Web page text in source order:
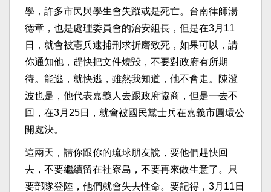
學，許多市民與學生會失蹤或是死亡。台南律師湯
德章，也是處理委員會的治安組長，但是在3月11
日，就會被憲兵逮捕刑求折磨致死，如果可以，請
你通知他，趕快把文件燒毀，不要對政府有所期
待。能逃，就快逃，雖然我知道，他不會走。陳澄
波也是，他代表嘉義人去跟政府協商，但是一去不
回，在3月25日，就會被國民黨士兵在嘉義市圓環公
開處決。
這兩天，請你跟你的琉球朋友說，要他們趕快回
去，不要繼續留在社寮島，不要再來做生意了。只
要部隊登陸，他們就會失去性命。要記得，3月11日